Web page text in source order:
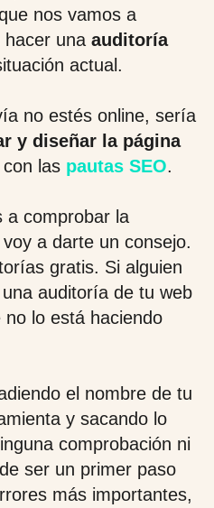
nos vamos a
una auditoría
actual.
no estés online, sería
y diseñar la página
las pautas SEO.
a comprobar la
a darte un consejo.
gratis. Si alguien
auditoría de tu web
lo está haciendo
el nombre de tu
y sacando lo
comprobación ni
ser un primer paso
más importantes,